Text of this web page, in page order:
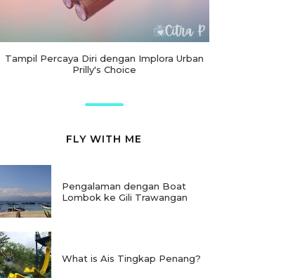
Tampil Percaya Diri dengan Implora Urban
Prilly's Choice
FLY WITH ME
Pengalaman dengan Boat
Lombok ke Gili Trawangan
What is Ais Tingkap Penang?